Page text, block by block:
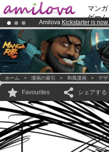
マン
ゲー
Amilova Kickstarter is
Premium membership
Already 100000 members
ホーム > 漫画の索引 > 和風漫画 > デ
Favourites シェアする